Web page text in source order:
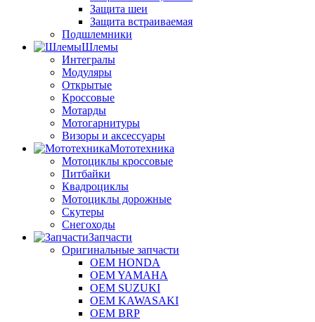
Защита шеи
Защита встраиваемая
Подшлемники
Шлемы
Интегралы
Модуляры
Открытые
Кроссовые
Мотарды
Мотогарнитуры
Визоры и аксессуары
Мототехника
Мотоциклы кроссовые
Питбайки
Квадроциклы
Мотоциклы дорожные
Скутеры
Снегоходы
Запчасти
Оригинальные запчасти
OEM HONDA
OEM YAMAHA
OEM SUZUKI
OEM KAWASAKI
OEM BRP